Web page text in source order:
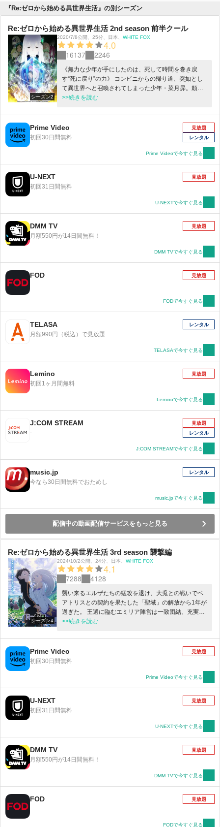
『Re:ゼロから始める異世界生活』の別シーズン
Re:ゼロから始める異世界生活 2nd season 前半クール
シーズン2
2020/7/8公開 25分 日本 WHITE FOX
4.0
16137 2246
《無力な少年が手にしたのは、死して時間を巻き戻
す“死に戻り”の力》 コンビニからの帰り道、突如とし
て異世界へと召喚されてしまった少年・菜月昴。頼れ
るものなど何一つない異世界で、無力な少年が手にし
り》の力だった。幾多の死を繰り返しながら、辛い決
別を乗り越え、ようやく訪れた最愛の少女との再会も
束の間、少年を襲う無慈悲な現実と想像を絶する危
機。大切な人たちを守るため、そして確かにあったか
けがえのない時間を取り戻すため、少年は再び絶望に
抗い、過酷な運命に立ち向かっていく。
>>続きを読む
Prime Video
初回30日間無料
見放題
レンタル
Prime Videoで今すぐ見る
U-NEXT
初回31日間無料
見放題
U-NEXTで今すぐ見る
DMM TV
月額550円が14日間無料！
見放題
DMM TVで今すぐ見る
FOD 見放題
FODで今すぐ見る
TELASA
月額990円（税込）で見放題
レンタル
TELASAで今すぐ見る
Lemino
初回1ヶ月間無料
見放題
Leminoで今すぐ見る
J:COM STREAM
-
見放題
レンタル
J:COM STREAMで今すぐ見る
music.jp
今なら30日間無料でおためし
レンタル
music.jpで今すぐ見る
配信中の動画配信サービスをもっと見る
Re:ゼロから始める異世界生活 3rd season 襲撃編
シーズン4
2024/10/2公開 24分 日本 WHITE FOX
4.1
7288 4128
襲い来るエルザたちの猛攻を退け、大兎との戦いでベ
アトリスとの契約を果たした「聖域」の解放から1年が
過ぎた。 王選に臨むエミリア陣営は一致団結、充実し
た日々を送っていたナツキ・スバルだったが、平穏は
告げる。 それは王選候補者の一人、アナスタシアがエ
ミリアへ宛てたルグニカの五大都市に数えられる水門
都市プリステラへの招待状だった。 招待を受け、プリ
な再会。 一つは意外な、一つは意図せぬ、そして一つ
は来るべき。水面下で蠢く悪意の胎動と降りかかる未
曾有の危機。 少年は再び過酷な運命に立ち向かう。
>>続きを読む
Prime Video
初回30日間無料
見放題
Prime Videoで今すぐ見る
U-NEXT
初回31日間無料
見放題
U-NEXTで今すぐ見る
DMM TV
月額550円が14日間無料！
見放題
DMM TVで今すぐ見る
FOD 見放題
FODで今すぐ見る